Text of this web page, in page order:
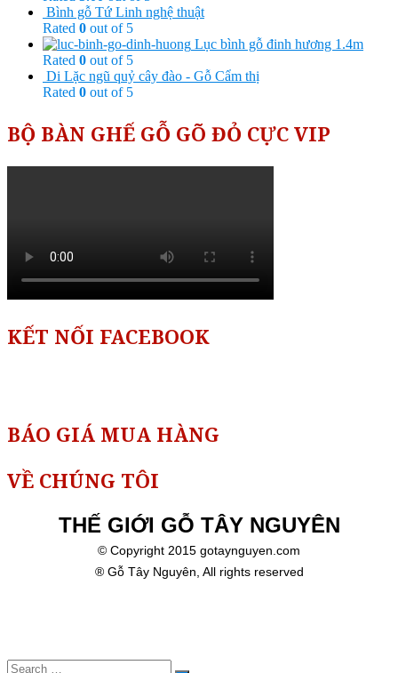
Bình gỗ Tứ Linh nghệ thuật
Rated 0 out of 5
Lục bình gỗ đinh hương 1.4m
Rated 0 out of 5
Di Lặc ngũ quỷ cây đào - Gỗ Cẩm thị
Rated 0 out of 5
BỘ BÀN GHẾ GỖ GÕ ĐỎ CỰC VIP
KẾT NỐI FACEBOOK
BÁO GIÁ MUA HÀNG
VỀ CHÚNG TÔI
THẾ GIỚI GỖ TÂY NGUYÊN
© Copyright 2015 gotaynguyen.com
® Gỗ Tây Nguyên, All rights reserved